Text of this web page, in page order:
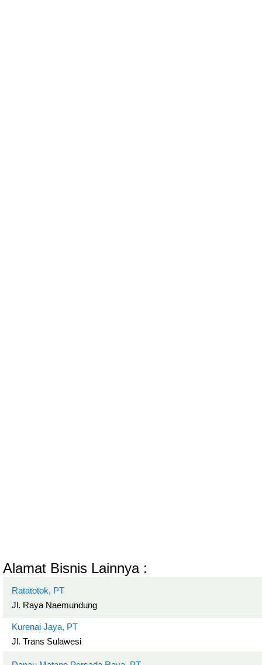
Alamat Bisnis Lainnya :
Ratatotok, PT
Jl. Raya Naemundung
Kurenai Jaya, PT
Jl. Trans Sulawesi